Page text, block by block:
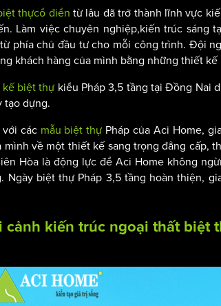
thựcổ điển từ lâu đã trở thành lĩnh vực
Làm việc chuyên nghiệp,kiến trúc sáng
phía chủ đầu tư cho mỗi công trình. Đội
khách hàng của mình bằng những thiết kế
biệt thự kiểu Pháp 3,5 tầng tại Đồng Nai
tạo dựng.
các mẫu biệt thự Pháp của Aci Home,
mình về một thiết kế sang trọng đẳng cấp,
Hòa là động lực để Aci Home không
Ngày biệt thự Pháp 3,5 tầng hoàn thiện,
cảnh kiến trúc ngoại thất biệt